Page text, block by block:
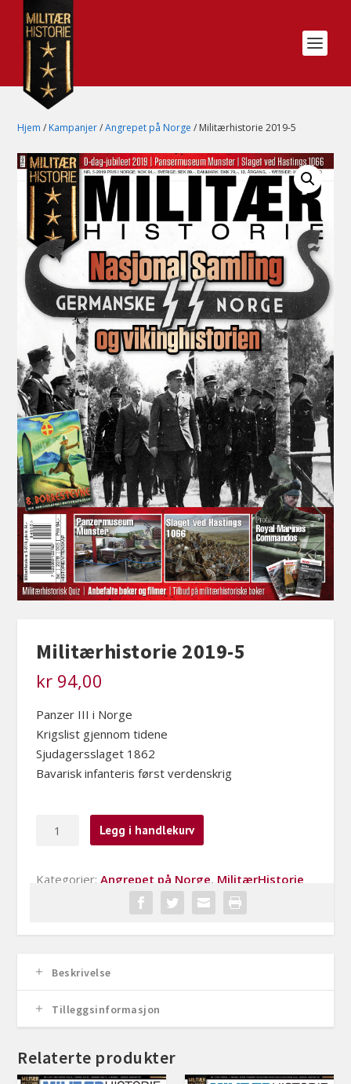
Hjem / Kampanjer/Angrepet på Norge / Militærhistorie 2019-5
Militærhistorie 2019-5
kr 94,00
Panzer III i Norge
Krigslist gjennom tidene
Sjudagersslaget 1862
Bavarisk infanteris først verdenskrig
Militærhistorie
antall
Legg i handlekurv
Kategorier:Angrepet på Norge, MilitærHistorie
Beskrivelse
Tilleggsinformasjon
Relaterte produkter